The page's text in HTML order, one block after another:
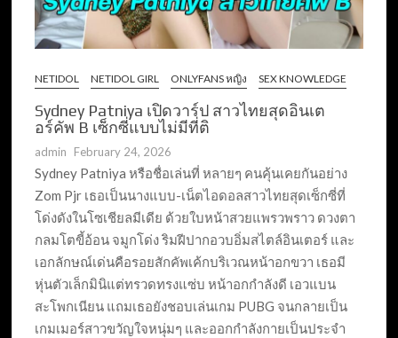
NETIDOL NETIDOL GIRL ONLYFANS หญิง SEX KNOWLEDGE
Sydney Patniya เปิดวาร์ป สาวไทยสุดอินเต
อร์คัพ B เซ็กซี่แบบไม่มีที่ติ
admin February 24, 2026
Sydney Patniya หรือชื่อเล่นที่ หลายๆ คนคุ้นเคยกันอย่าง
Zom Pjr เธอเป็นนางแบบ-เน็ตไอดอลสาวไทยสุดเซ็กซี่ที่
โด่งดังในโซเชียลมีเดีย ด้วยใบหน้าสวยแพรวพราว ดวงตา
กลมโตขี้อ้อน จมูกโด่ง ริมฝีปากอวบอิ่มสไตล์อินเตอร์ และ
เอกลักษณ์เด่นคือรอยสักคัพเค้กบริเวณหน้าอกขวา เธอมี
หุ่นตัวเล็กมินิแต่ทรวดทรงแซ่บ หน้าอกกำลังดี เอวแบน
สะโพกเนียน แถมเธอยังชอบเล่นเกม PUBG จนกลายเป็น
เกมเมอร์สาวขวัญใจหนุ่มๆ และออกกำลังกายเป็นประจำ